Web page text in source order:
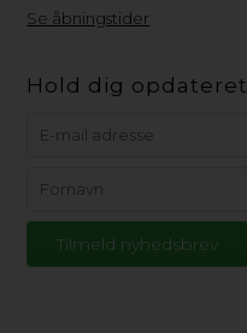
Se åbningstider
Hold dig opdateret